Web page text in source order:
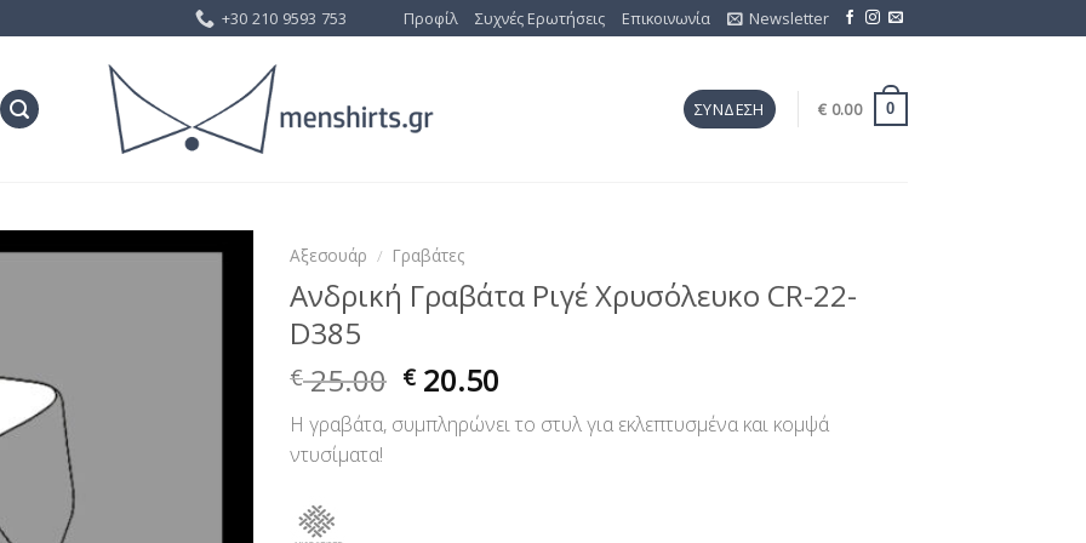
+30 210 9593 753 Προφίλ Συχνές Ερωτήσεις Επικοινωνία Newsletter
ΣΎΝΔΕΣΗ € 0.00 0
Αξεσουάρ / Γραβάτες
Ανδρική Γραβάτα Ριγέ Χρυσόλευκο CR-22-
D385
€25.00 € 20.50
Η γραβάτα, συμπληρώνει το στυλ για εκλεπτυσμένα και κομψά
ντυσίματα!